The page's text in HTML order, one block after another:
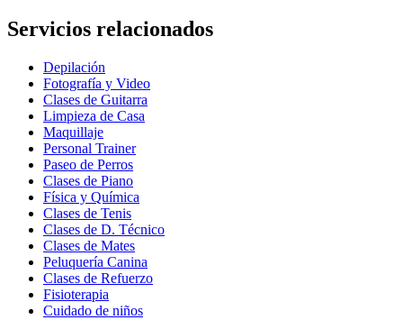
Servicios relacionados
Depilación
Fotografía y Video
Clases de Guitarra
Limpieza de Casa
Maquillaje
Personal Trainer
Paseo de Perros
Clases de Piano
Física y Química
Clases de Tenis
Clases de D. Técnico
Clases de Mates
Peluquería Canina
Clases de Refuerzo
Fisioterapia
Cuidado de niños